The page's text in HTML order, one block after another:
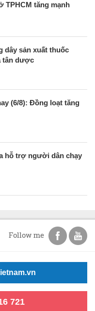
TPHCM tăng mạnh
dây sản xuất thuốc
tân dược
(6/8): Đồng loạt tăng
hỗ trợ người dân chạy
Follow me
721